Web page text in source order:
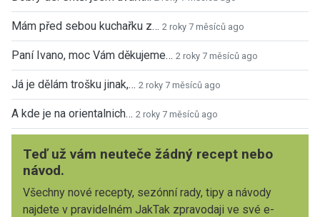
Mám před sebou kuchařku z… 2 roky 7 měsíců ago
Paní Ivano, moc Vám děkujeme… 2 roky 7 měsíců ago
Já je dělám trošku jinak,… 2 roky 7 měsíců ago
A kde je na orientalnich… 2 roky 7 měsíců ago
Teď už vám neuteče žádný recept nebo
návod.
Všechny nové recepty, sezónní rady, tipy a návody
najdete v pravidelném JakTak zpravodaji ve své e-